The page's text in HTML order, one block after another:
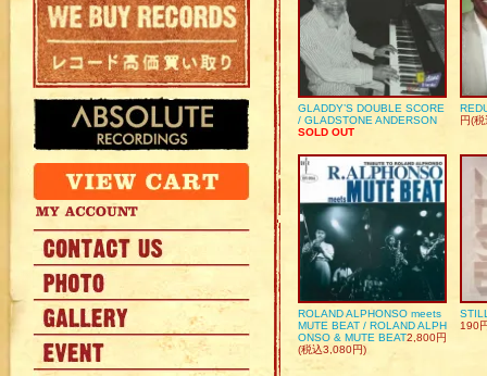
GLADDY’S DOUBLE SCORE
/ GLADSTONE ANDERSON
SOLD OUT
円(
ROLAND ALPHONSO meets
MUTE BEAT / ROLAND ALPH
ONSO & MUTE BEAT2,800円
(税込3,080円)
190